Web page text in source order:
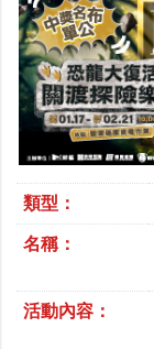
類型：
名稱：
活動內容：